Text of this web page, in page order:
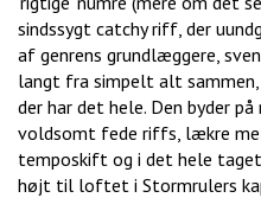
sindssygt catchy riff, der
af genrens grundlæggere,
langt fra simpelt alt
der har det hele. Den byder
voldsomt fede riffs, lækre
temposkift og i det hele
højt til loftet i Stormrulers